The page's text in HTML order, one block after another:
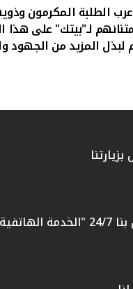
الطلبة المكرمون
لـ"بيتك" على هذا
المزيد من الجهود
1803333